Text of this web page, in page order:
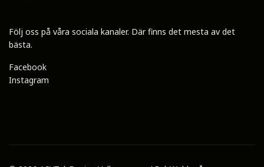
Följ oss på våra sociala kanaler. Där finns det mesta av det
bästa.
Facebook
Instagram